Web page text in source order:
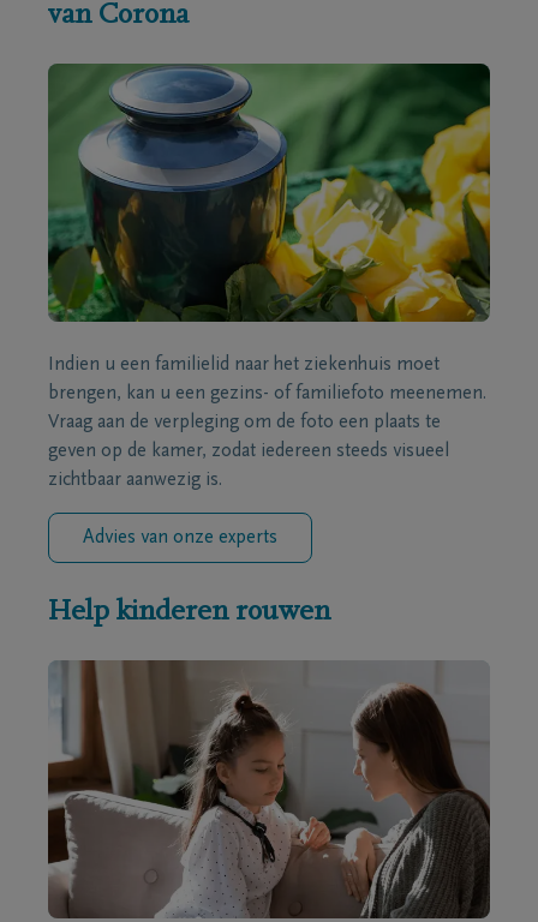
van Corona
Indien u een familielid naar het ziekenhuis moet
brengen, kan u een gezins- of familiefoto meenemen.
Vraag aan de verpleging om de foto een plaats te
geven op de kamer, zodat iedereen steeds visueel
zichtbaar aanwezig is.
Advies van onze experts
Help kinderen rouwen